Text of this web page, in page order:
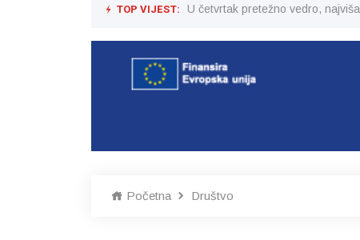
TOP VIJEST: U četvrtak pretežno vedro,
Početna Društvo